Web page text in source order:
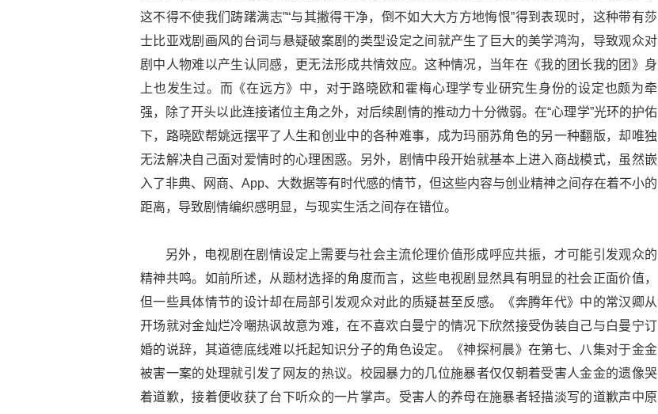
这不得不使我们踌躇满志”“与其撇得干净，倒不如大大方方地悔恨”得到表现时，这种带有莎
士比亚戏剧画风的台词与悬疑破案剧的类型设定之间就产生了巨大的美学鸿沟，导致观众对
剧中人物难以产生认同感，更无法形成共情效应。这种情况，当年在《我的团长我的团》身
上也发生过。而《在远方》中，对于路晓欧和霍梅心理学专业研究生身份的设定也颇为牵
强，除了开头以此连接诸位主角之外，对后续剧情的推动力十分微弱。在“心理学”光环的护佑
下，路晓欧帮姚远摆平了人生和创业中的各种难事，成为玛丽苏角色的另一种翻版，却唯独
无法解决自己面对爱情时的心理困惑。另外，剧情中段开始就基本上进入商战模式，虽然嵌
入了非典、网商、App、大数据等有时代感的情节，但这些内容与创业精神之间存在着不小的
距离，导致剧情编织感明显，与现实生活之间存在错位。
另外，电视剧在剧情设定上需要与社会主流伦理价值形成呼应共振，才可能引发观众的
精神共鸣。如前所述，从题材选择的角度而言，这些电视剧显然具有明显的社会正面价值，
但一些具体情节的设计却在局部引发观众对此的质疑甚至反感。《奔腾年代》中的常汉卿从
开场就对金灿烂冷嘲热讽故意为难，在不喜欢白曼宁的情况下欣然接受伪装自己与白曼宁订
婚的说辞，其道德底线难以托起知识分子的角色设定。《神探柯晨》在第七、八集对于金金
被害一案的处理就引发了网友的热议。校园暴力的几位施暴者仅仅朝着受害人金金的遗像哭
着道歉，接着便收获了台下听众的一片掌声。受害人的养母在施暴者轻描淡写的道歉声中原